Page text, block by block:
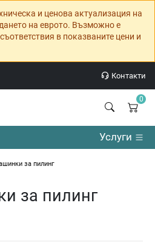
и ценова актуализация на
на еврото. Възможно е
в показваните цени и
Контакти
0
Услуги
за пилинг
за пилинг